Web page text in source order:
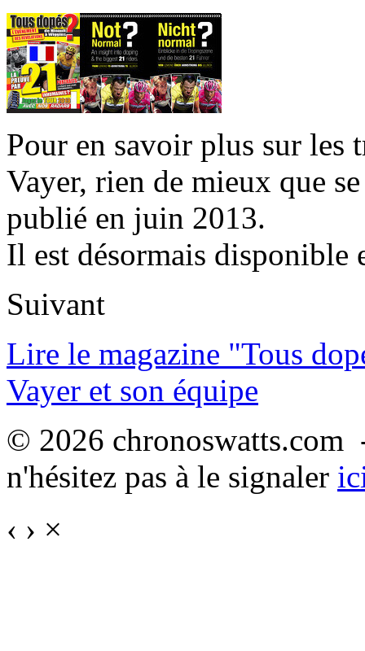
Pour en savoir plus sur les
Vayer, rien de mieux que
publié en juin 2013.
Il est désormais disponible
Suivant
Lire le magazine "Tous
Vayer et son équipe
© 2026
n'hésitez pas à le signaler
‹ › ×